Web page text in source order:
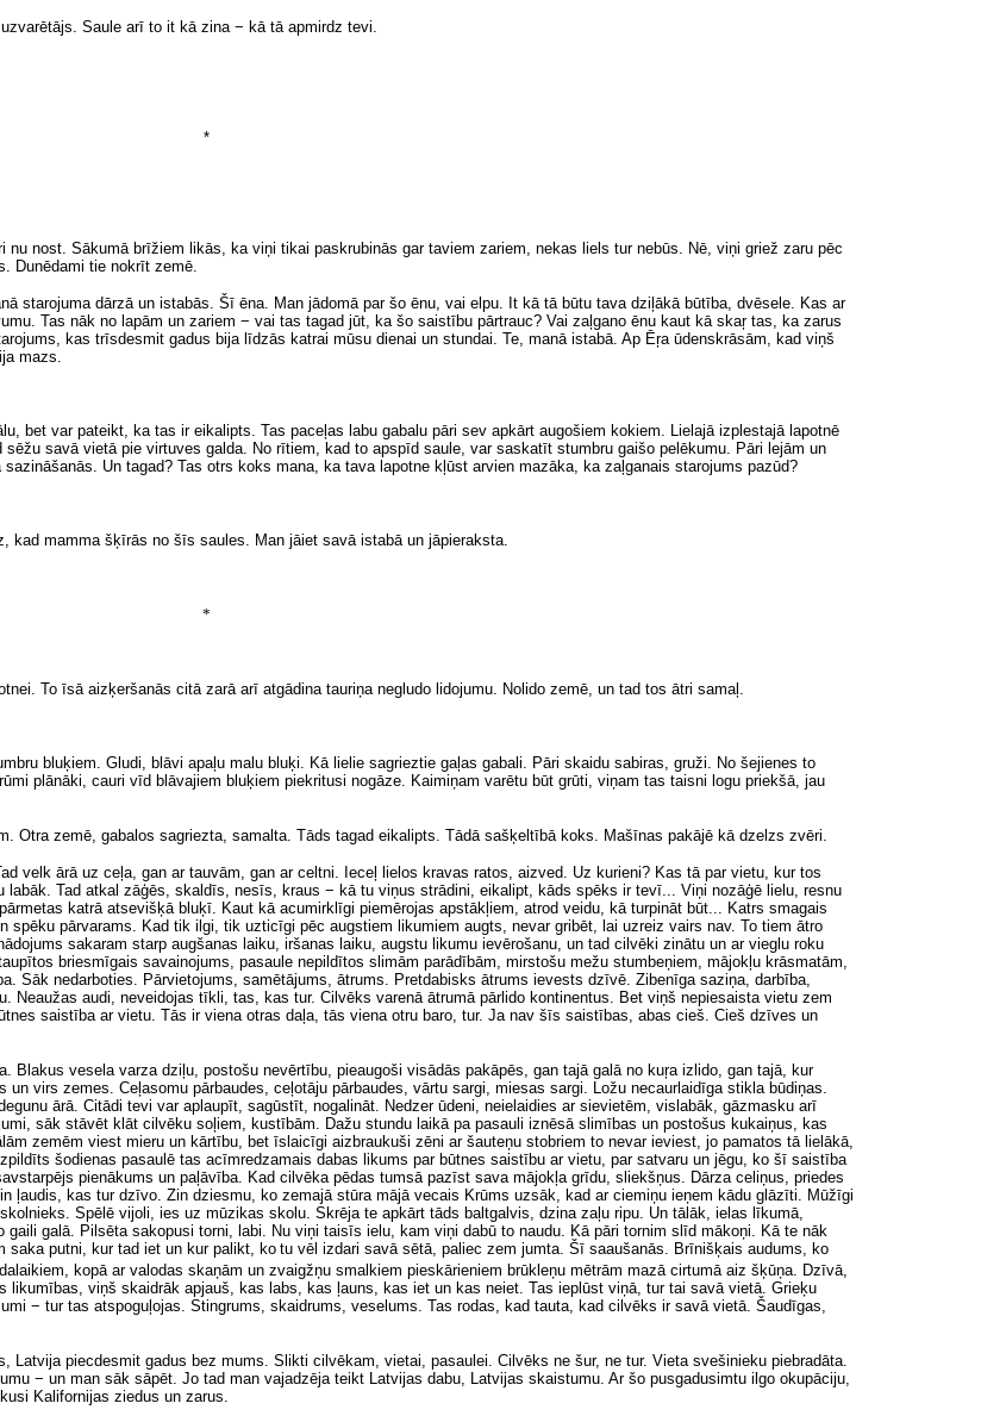
Saule arī to it kā zina − kā tā apmirdz tevi.
*
nost. Sākumā brīžiem likās, ka viņi tikai paskrubinās gar taviem zariem, nekas liels tur nebūs. Nē, viņi griež zaru pēc
Dunēdami tie nokrīt zemē.
starojuma dārzā un istabās. Šī ēna. Man jādomā par šo ēnu, vai elpu. It kā tā būtu tava dziļākā būtība, dvēsele. Kas ar
Tas nāk no lapām un zariem − vai tas tagad jūt, ka šo saistību pārtrauc? Vai zaļgano ēnu kaut kā skaŗ tas, ka zarus
kas trīsdesmit gadus bija līdzās katrai mūsu dienai un stundai. Te, manā istabā. Ap Ēŗa ūdenskrāsām, kad viņš
mazs.
bet var pateikt, ka tas ir eikalipts. Tas paceļas labu gabalu pāri sev apkārt augošiem kokiem. Lielajā izplestajā lapotnē
savā vietā pie virtuves galda. No rītiem, kad to apspīd saule, var saskatīt stumbru gaišo pelēkumu. Pāri lejām un
Un tagad? Tas otrs koks mana, ka tava lapotne kļūst arvien mazāka, ka zaļganais starojums pazūd?
mamma šķīrās no šīs saules. Man jāiet savā istabā un jāpieraksta.
*
To īsā aizķeršanās citā zarā arī atgādina tauriņa negludo lidojumu. Nolido zemē, un tad tos ātri samaļ.
bluķiem. Gludi, blāvi apaļu malu bluķi. Kā lielie sagrieztie gaļas gabali. Pāri skaidu sabiras, gruži. No šejienes to
plānāki, cauri vīd blāvajiem bluķiem piekritusi nogāze. Kaimiņam varētu būt grūti, viņam tas taisni logu priekšā, jau
Otra zemē, gabalos sagriezta, samalta. Tāds tagad eikalipts. Tādā sašķeltībā koks. Mašīnas pakājē kā dzelzs zvēri.
velk ārā uz ceļa, gan ar tauvām, gan ar celtni. Ieceļ lielos kravas ratos, aizved. Uz kurieni? Kas tā par vietu, kur tos
labāk. Tad atkal zāģēs, skaldīs, nesīs, kraus − kā tu viņus strādini, eikalipt, kāds spēks ir tevī... Viņi nozāģē lielu, resnu
katrā atsevišķā bluķī. Kaut kā acumirklīgi piemērojas apstākļiem, atrod veidu, kā turpināt būt... Katrs smagais
pārvarams. Kad tik ilgi, tik uzticīgi pēc augstiem likumiem augts, nevar gribēt, lai uzreiz vairs nav. To tiem ātro
sakaram starp augšanas laiku, iršanas laiku, augstu likumu ievērošanu, un tad cilvēki zinātu un ar vieglu roku
briesmīgais savainojums, pasaule nepildītos slimām parādībām, mirstošu mežu stumbeņiem, mājokļu krāsmatām,
Sāk nedarboties. Pārvietojums, samētājums, ātrums. Pretdabisks ātrums ievests dzīvē. Zibenīga saziņa, darbība,
Neaužas audi, neveidojas tīkli, tas, kas tur. Cilvēks varenā ātrumā pārlido kontinentus. Bet viņš nepiesaista vietu zem
saistība ar vietu. Tās ir viena otras daļa, tās viena otru baro, tur. Ja nav šīs saistības, abas cieš. Cieš dzīves un
vesela varza dziļu, postošu nevērtību, pieaugoši visādās pakāpēs, gan tajā galā no kuŗa izlido, gan tajā, kur
virs zemes. Ceļasomu pārbaudes, ceļotāju pārbaudes, vārtu sargi, miesas sargi. Ložu necaurlaidīga stikla būdiņas.
ārā. Citādi tevi var aplaupīt, sagūstīt, nogalināt. Nedzer ūdeni, neielaidies ar sievietēm, vislabāk, gāzmasku arī
sāk stāvēt klāt cilvēku soļiem, kustībām. Dažu stundu laikā pa pasauli iznēsā slimības un postošus kukaiņus, kas
zemēm viest mieru un kārtību, bet īslaicīgi aizbraukuši zēni ar šauteņu stobriem to nevar ieviest, jo pamatos tā lielākā,
šodienas pasaulē tas acīmredzamais dabas likums par būtnes saistību ar vietu, par satvaru un jēgu, ko šī saistība
pienākums un paļāvība. Kad cilvēka pēdas tumsā pazīst sava mājokļa grīdu, sliekšņus. Dārza celiņus, priedes
ļaudis, kas tur dzīvo. Zin dziesmu, ko zemajā stūra mājā vecais Krūms uzsāk, kad ar ciemiņu ieņem kādu glāzīti. Mūžīgi
Spēlē vijoli, ies uz mūzikas skolu. Skrēja te apkārt tāds baltgalvis, dzina zaļu ripu. Un tālāk, ielas līkumā,
galā. Pilsēta sakopusi torni, labi. Nu viņi taisīs ielu, kam viņi dabū to naudu. Kā pāri tornim slīd mākoņi. Kā te nāk
saka putni, kur tad iet un kur palikt, ko tu vēl izdari savā sētā, paliec zem jumta. Šī saaušanās. Brīnišķais audums, ko
kopā ar valodas skaņām un zvaigžņu smalkiem pieskārieniem brūkleņu mētrām mazā cirtumā aiz šķūņa. Dzīvā,
likumības, viņš skaidrāk apjauš, kas labs, kas ļauns, kas iet un kas neiet. Tas ieplūst viņā, tur tai savā vietā. Grieķu
− tur tas atspoguļojas. Stingrums, skaidrums, veselums. Tas rodas, kad tauta, kad cilvēks ir savā vietā. Šaudīgas,
Latvija piecdesmit gadus bez mums. Slikti cilvēkam, vietai, pasaulei. Cilvēks ne šur, ne tur. Vieta svešinieku piebradāta.
− un man sāk sāpēt. Jo tad man vajadzēja teikt Latvijas dabu, Latvijas skaistumu. Ar šo pusgadusimtu ilgo okupāciju,
Kalifornijas ziedus un zarus.